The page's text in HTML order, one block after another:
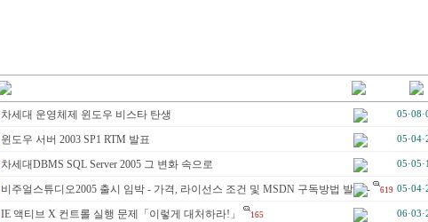
차세대 운영체제 윈도우 비스타 탄생
윈도우 서버 2003 SP1 RTM 발표
차세대DBMS SQL Server 2005 그 변화 속으로
비주얼스튜디오2005 출시 임박 - 가격, 라이선스 조건 및 MSDN 구독방법 발표 - 619
IE 액티브 X 컨트롤 실행 문제「이렇게 대처하라!」 165